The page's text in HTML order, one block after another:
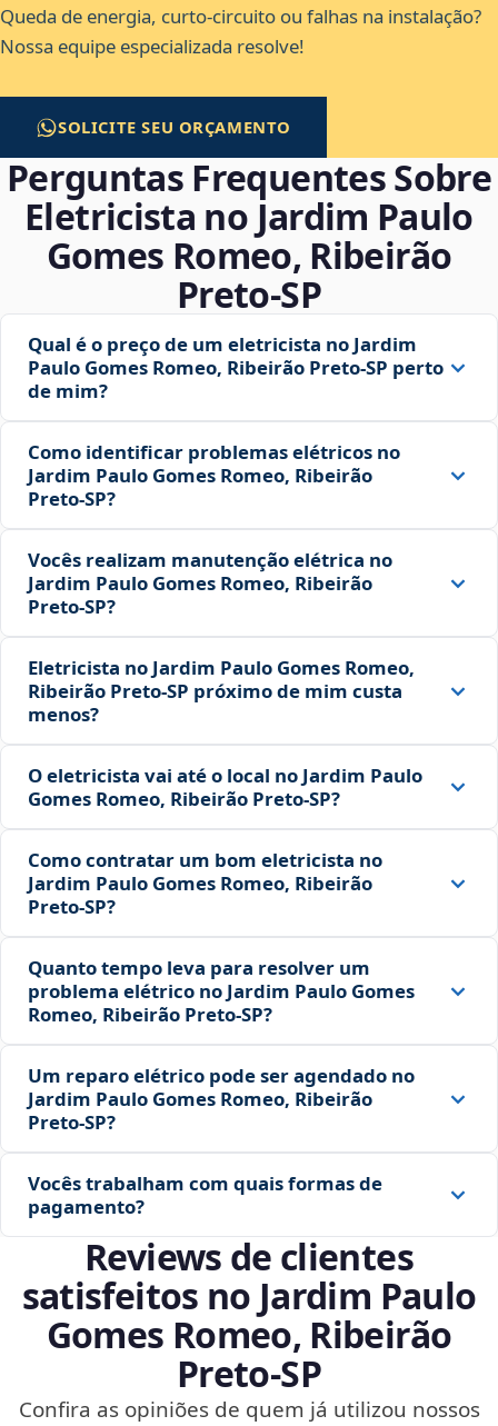
Queda de energia, curto-circuito ou falhas na instalação?
Nossa equipe especializada resolve!
SOLICITE SEU ORÇAMENTO
Perguntas Frequentes Sobre
Eletricista no Jardim Paulo
Gomes Romeo, Ribeirão
Preto‑SP
Qual é o preço de um eletricista no Jardim
Paulo Gomes Romeo, Ribeirão Preto‑SP perto
de mim?
Como identificar problemas elétricos no
Jardim Paulo Gomes Romeo, Ribeirão
Preto‑SP?
Vocês realizam manutenção elétrica no
Jardim Paulo Gomes Romeo, Ribeirão
Preto‑SP?
Eletricista no Jardim Paulo Gomes Romeo,
Ribeirão Preto‑SP próximo de mim custa
menos?
O eletricista vai até o local no Jardim Paulo
Gomes Romeo, Ribeirão Preto‑SP?
Como contratar um bom eletricista no
Jardim Paulo Gomes Romeo, Ribeirão
Preto‑SP?
Quanto tempo leva para resolver um
problema elétrico no Jardim Paulo Gomes
Romeo, Ribeirão Preto‑SP?
Um reparo elétrico pode ser agendado no
Jardim Paulo Gomes Romeo, Ribeirão
Preto‑SP?
Vocês trabalham com quais formas de
pagamento?
Reviews de clientes
satisfeitos no Jardim Paulo
Gomes Romeo, Ribeirão
Preto‑SP
Confira as opiniões de quem já utilizou nossos